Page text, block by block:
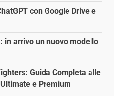
con Google Drive e
in arrivo un nuovo modello
Guida Completa alle
e Premium